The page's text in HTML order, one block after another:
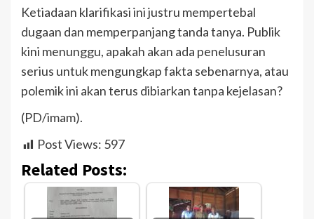
Ketiadaan klarifikasi ini justru mempertebal
dugaan dan memperpanjang tanda tanya. Publik
kini menunggu, apakah akan ada penelusuran
serius untuk mengungkap fakta sebenarnya, atau
polemik ini akan terus dibiarkan tanpa kejelasan?
(PD/imam).
Post Views: 597
Related Posts: